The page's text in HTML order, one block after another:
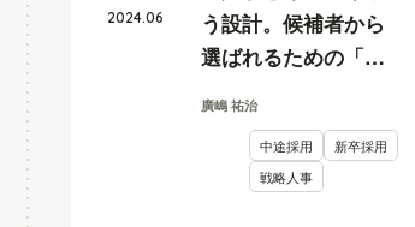
う設計。候補者から
選ばれるための「ひ
値」とは
廣嶋 祐治
中途採用
新卒採用
戦略人事
2024.06